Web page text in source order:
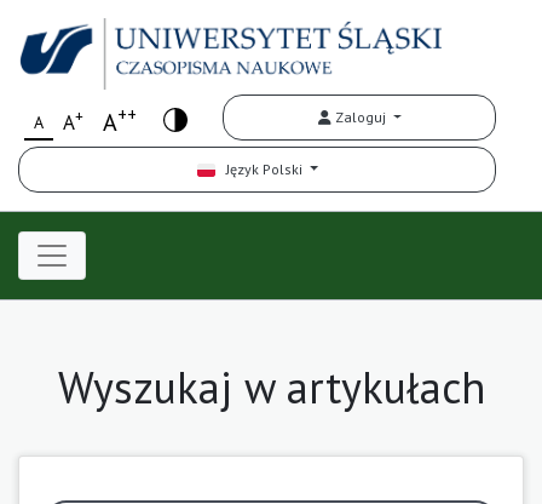
A A+ A++ Zaloguj
Język Polski
Wyszukaj w artykułach